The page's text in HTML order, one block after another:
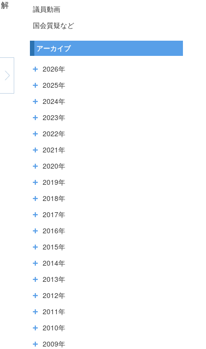
議員動画
国会質疑など
アーカイブ
2026年
2025年
2024年
2023年
2022年
2021年
2020年
2019年
2018年
2017年
2016年
2015年
2014年
2013年
2012年
2011年
2010年
2009年